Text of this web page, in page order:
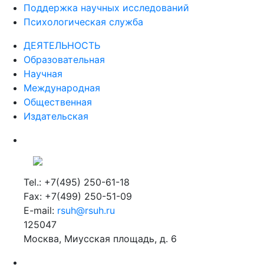
Поддержка научных исследований
Психологическая служба
ДЕЯТЕЛЬНОСТЬ
Образовательная
Научная
Международная
Общественная
Издательская
Tel.: +7(495) 250-61-18
Fax: +7(499) 250-51-09
E-mail: rsuh@rsuh.ru
125047
Москва, Миусская площадь, д. 6